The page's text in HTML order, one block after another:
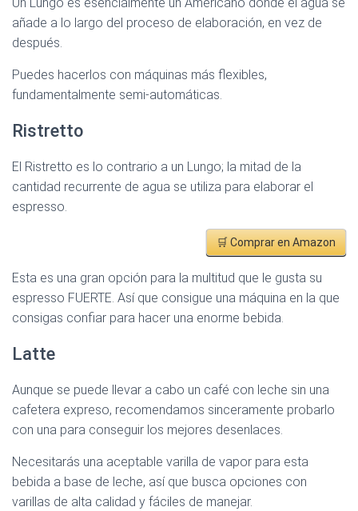
añade a lo largo del proceso de elaboración, en vez de
después.
Puedes hacerlos con máquinas más flexibles,
fundamentalmente semi-automáticas.
Ristretto
El Ristretto es lo contrario a un Lungo; la mitad de la
cantidad recurrente de agua se utiliza para elaborar el
espresso.
🛒 Comprar en Amazon
Esta es una gran opción para la multitud que le gusta su
espresso FUERTE. Así que consigue una máquina en la que
consigas confiar para hacer una enorme bebida.
Latte
Aunque se puede llevar a cabo un café con leche sin una
cafetera expreso, recomendamos sinceramente probarlo
con una para conseguir los mejores desenlaces.
Necesitarás una aceptable varilla de vapor para esta
bebida a base de leche, así que busca opciones con
varillas de alta calidad y fáciles de manejar.